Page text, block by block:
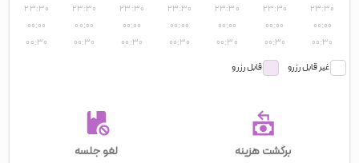
۲۳:۳۰
۰۰:۰۰
۰۰:۳۰
۲۳:۳۰
۰۰:۰۰
۰۰:۳۰
۲۳:۳۰
۰۰:۰۰
۰۰:۳۰
۲۳:۳۰
۰۰:۰۰
۰۰:۳۰
۲۳:۳۰
۰۰:۰۰
۰۰:۳۰
۲۳:۳۰
۰۰:۰۰
۰۰:۳۰
۲۳:۳۰
۰۰:۰۰
۰۰:۳۰
غیر قابل رزرو
قابل رزرو
برگشت هزینه لغو جلسه